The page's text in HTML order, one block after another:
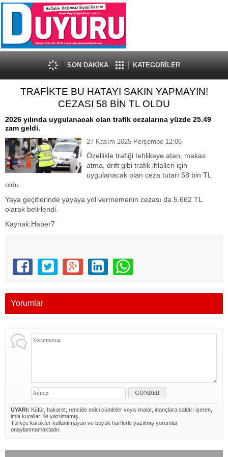
SON DAKİKA KATEGORİLER
TRAFİKTE BU HATAYI SAKIN YAPMAYIN!
CEZASI 58 BİN TL OLDU
2026 yılında uygulanacak olan trafik cezalarına yüzde 25.49
zam geldi.
27 Kasım 2025 Perşembe 12:06
Özellikle trafiği tehlikeye atan, makas
atma, drift gibi trafik ihlalleri için
uygulanacak olan ceza tutarı 58 bin TL
oldu.
Yaya geçitlerinde yayaya yol vermemenin cezası da 5.662 TL
olarak belirlendi.
Kaynak:Haber7
Yorumlar
UYARI: Küfür, hakaret, rencide edici cümleler veya imalar, inançlara saldırı içeren,
imla kuralları ile yazılmamış,
Türkçe karakter kullanılmayan ve büyük harflerle yazılmış yorumlar
onaylanmamaktadır.